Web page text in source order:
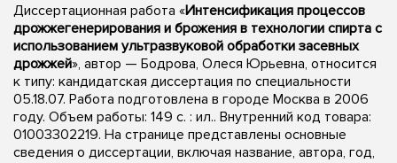
Диссертационная работа «Интенсификация процессов
дрожжегенерирования и брожения в технологии спирта с
использованием ультразвуковой обработки засевных
дрожжей», автор — Бодрова, Олеся Юрьевна, относится
к типу: кандидатская диссертация по специальности
05.18.07. Работа подготовлена в городе Москва в 2006
году. Объем работы: 149 с. : ил.. Внутренний код товара:
01003302219. На странице представлены основные
сведения о диссертации, включая название, автора, год,